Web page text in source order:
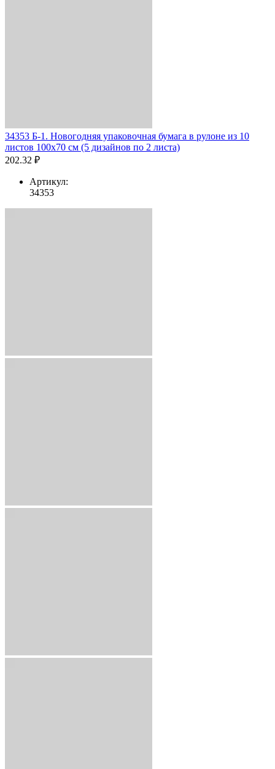
34353 Б-1. Новогодняя упаковочная бумага в рулоне из 10
листов 100х70 см (5 дизайнов по 2 листа)
202.32 ₽
Артикул:
34353